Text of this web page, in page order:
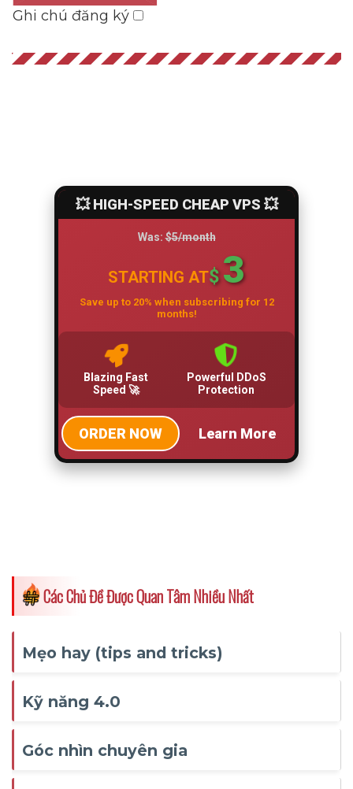
Ghi chú đăng ký
Các Chủ Đề Được Quan Tâm Nhiều Nhất
Mẹo hay (tips and tricks)
Kỹ năng 4.0
Góc nhìn chuyên gia